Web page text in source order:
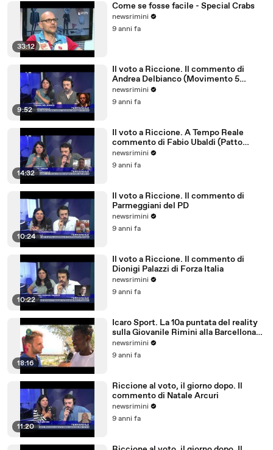
33:12
Come se fosse facile - Special Crabs
newsrimini
9 anni fa
9:52
Il voto a Riccione. Il commento di
Andrea Delbianco (Movimento 5
Stelle)
newsrimini
9 anni fa
14:32
Il voto a Riccione. A Tempo Reale
commento di Fabio Ubaldi (Patto
Civico Riccione)
newsrimini
9 anni fa
10:24
Il voto a Riccione. Il commento di
Parmeggiani del PD
newsrimini
9 anni fa
10:22
Il voto a Riccione. Il commento di
Dionigi Palazzi di Forza Italia
newsrimini
9 anni fa
18:16
Icaro Sport. La 10a puntata del reality
sulla Giovanile Rimini alla Barcellona
Professional Cup
newsrimini
9 anni fa
11:20
Riccione al voto, il giorno dopo. Il
commento di Natale Arcuri
newsrimini
9 anni fa